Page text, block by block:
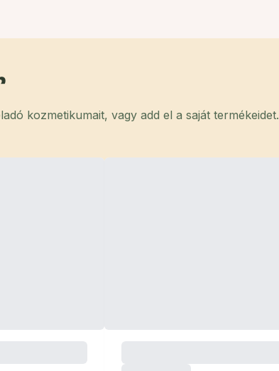
kozmetikumait, vagy add el a saját termékeidet.